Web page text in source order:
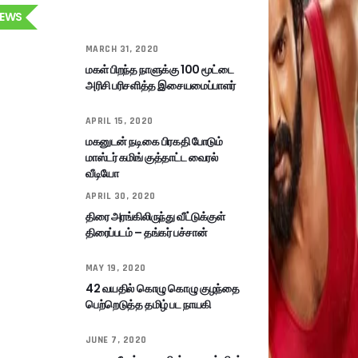
MARCH 31, 2020
மகள் பிறந்த நாளுக்கு 100 மூட்டை
அரிசி பரிசளித்த இசையமைப்பாளர்
APRIL 15, 2020
மகனுடன் நடிகை பிரகதி போடும்
மாஸ்டர் கமிங் குத்தாட்ட வைரல்
வீடியோ
APRIL 30, 2020
திரை அரங்கிலிருந்து வீட்டுக்குள்
திரைப்படம் – தங்கர் பச்சான்
MAY 19, 2020
42 வயதில் கொழு கொழு குழந்தை
பெற்றெடுத்த தமிழ் பட நாயகி
JUNE 7, 2020